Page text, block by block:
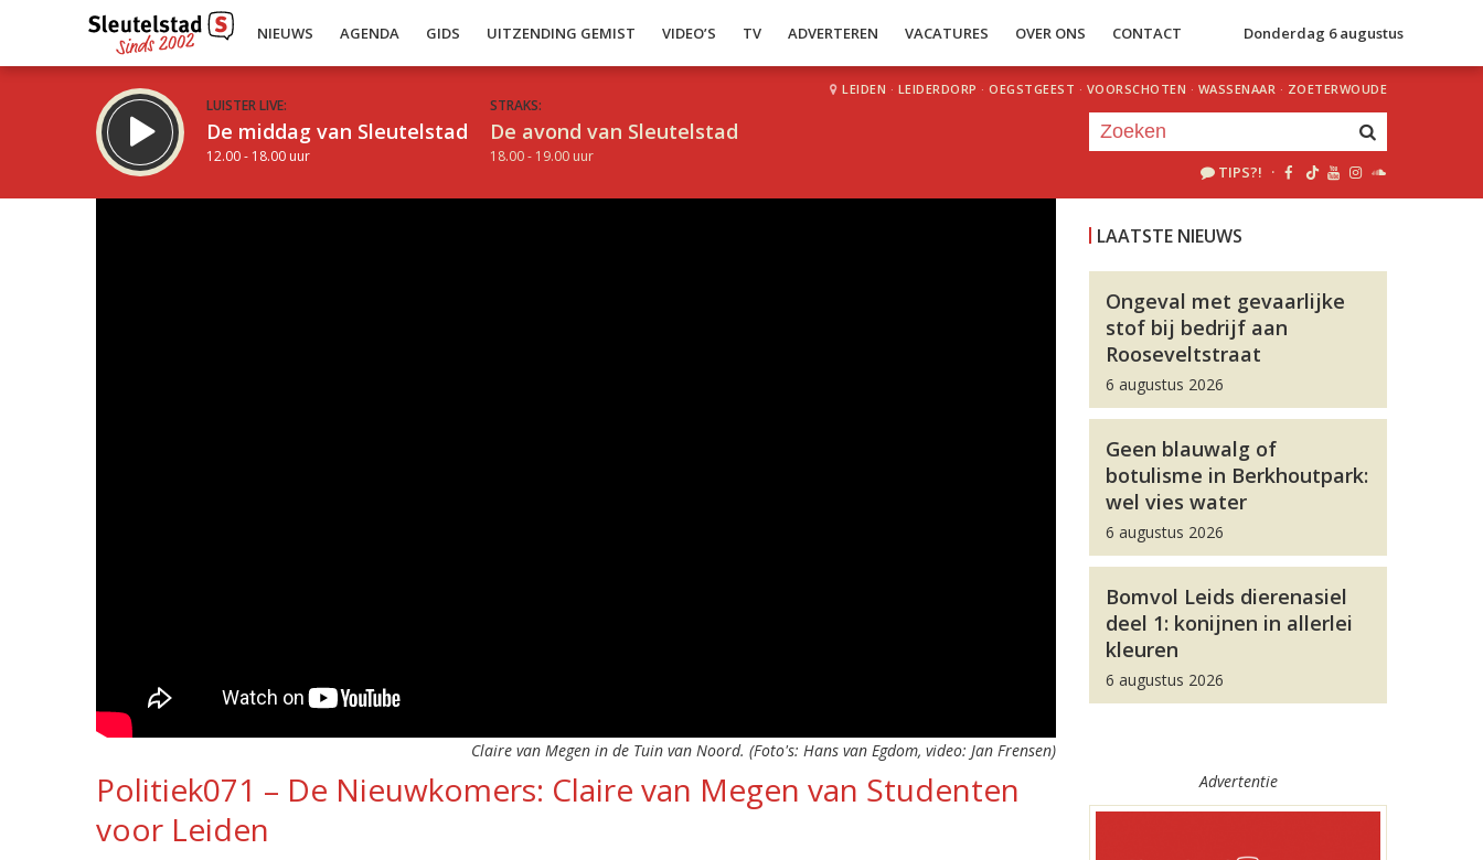
NIEUWS AGENDA GIDS UITZENDING GEMIST VIDEO’S TV ADVERTEREN VACATURES OVER ONS CONTACT Donderdag 6 augustus
LUISTER LIVE:
De middag van Sleutelstad
12.00 - 18.00 uur
STRAKS:
De avond van Sleutelstad
18.00 - 19.00 uur
LEIDEN · LEIDERDORP · OEGSTGEEST · VOORSCHOTEN · WASSENAAR · ZOETERWOUDE
TIPS?! ·
Claire van Megen in de Tuin van Noord. (Foto's: Hans van Egdom, video: Jan Frensen)
Politiek071 – De Nieuwkomers: Claire van Megen van Studenten
voor Leiden
LAATSTE NIEUWS
Ongeval met gevaarlijke
stof bij bedrijf aan
Rooseveltstraat
6 augustus 2026
Geen blauwalg of
botulisme in Berkhoutpark:
wel vies water
6 augustus 2026
Bomvol Leids dierenasiel
deel 1: konijnen in allerlei
kleuren
6 augustus 2026
Advertentie